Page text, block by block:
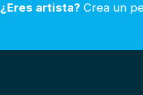
¿Eres artista? Crea un